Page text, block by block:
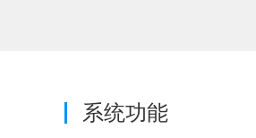
系统功能